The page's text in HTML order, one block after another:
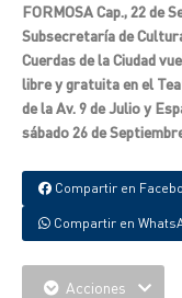
FORMOSA Cap., 22 de
Subsecretaría de
Cuerdas de la Ciudad
libre y gratuita en el
de la Av. 9 de Julio y
sábado 26 de
Compartir en
Compartir en
Acciones